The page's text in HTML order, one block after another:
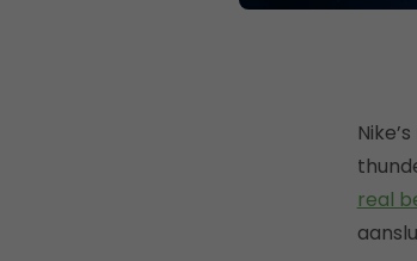
real